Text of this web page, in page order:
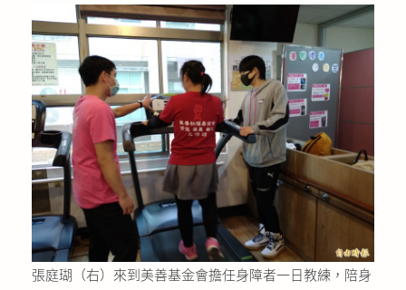
張庭瑚（右）來到美善基金會擔任身障者一日教練，陪身